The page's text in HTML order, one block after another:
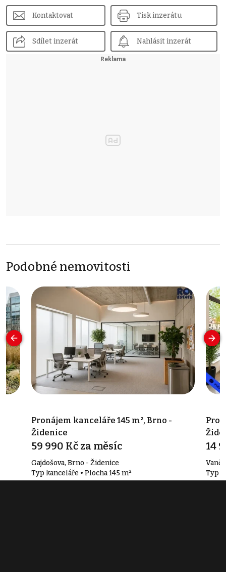
Kontaktovat Tisk inzerátu
Sdílet inzerát Nahlásit inzerát
Podobné nemovitosti
Pronájem kanceláře 145 m², Brno -
Židenice
59 990 Kč za měsíc
Gajdošova, Brno - Židenice
Typ kanceláře • Plocha 145 m²
14
Typ